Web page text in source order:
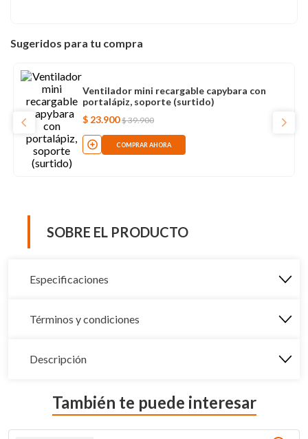
Sugeridos para tu compra
Ventilador mini recargable capybara con
portalápiz, soporte (surtido)
$ 23.900 $39.900
COMPRAR AHORA
SOBRE EL PRODUCTO
Especificaciones
Términos y condiciones
Descripción
También te puede interesar